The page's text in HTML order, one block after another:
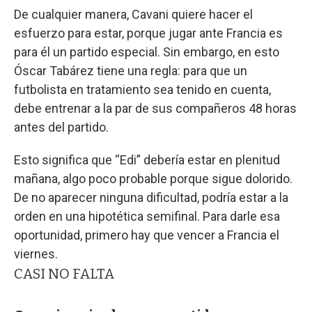
De cualquier manera, Cavani quiere hacer el
esfuerzo para estar, porque jugar ante Francia es
para él un partido especial. Sin embargo, en esto
Óscar Tabárez tiene una regla: para que un
futbolista en tratamiento sea tenido en cuenta,
debe entrenar a la par de sus compañeros 48 horas
antes del partido.
Esto significa que “Edi” debería estar en plenitud
mañana, algo poco probable porque sigue dolorido.
De no aparecer ninguna dificultad, podría estar a la
orden en una hipotética semifinal. Para darle esa
oportunidad, primero hay que vencer a Francia el
viernes.
CASI NO FALTA